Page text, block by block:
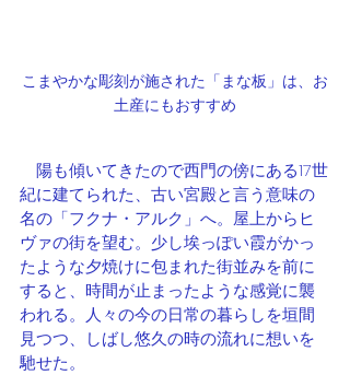
こまやかな彫刻が施された「まな板」は、お
土産にもおすすめ
陽も傾いてきたので西門の傍にある17世
紀に建てられた、古い宮殿と言う意味の
名の「フクナ・アルク」へ。屋上からヒ
ヴァの街を望む。少し埃っぽい霞がかっ
たような夕焼けに包まれた街並みを前に
すると、時間が止まったような感覚に襲
われる。人々の今の日常の暮らしを垣間
見つつ、しばし悠久の時の流れに想いを
馳せた。